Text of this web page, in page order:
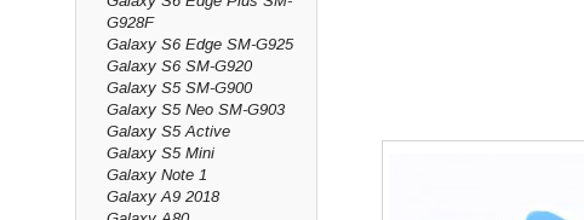
G928F
Galaxy S6 Edge SM-G925
Galaxy S6 SM-G920
Galaxy S5 SM-G900
Galaxy S5 Neo SM-G903
Galaxy S5 Active
Galaxy S5 Mini
Galaxy Note 1
Galaxy A9 2018